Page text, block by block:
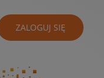
ZALOGUJ SIĘ